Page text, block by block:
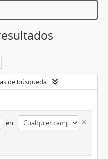
de búsqueda
en